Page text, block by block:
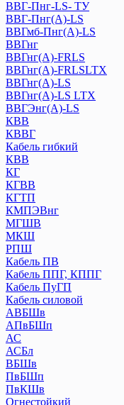
ВВГ-Пнг-LS- ТУ
ВВГ-Пнг(А)-LS
ВВГмб-Пнг(А)-LS
ВВГнг
ВВГнг(А)-FRLS
ВВГнг(А)-FRLSLTX
ВВГнг(А)-LS
ВВГнг(А)-LS LTХ
ВВГЭнг(А)-LS
КВВ
КВВГ
Кабель гибкий
КВВ
КГ
КГВВ
КГТП
КМПЭВнг
МГШВ
МКШ
РПШ
Кабель ПВ
Кабель ППГ, КППГ
Кабель ПуГП
Кабель силовой
АВБШв
АПвБШп
АС
АСБл
ВБШв
ПвБШп
ПвКШв
Огнестойкий